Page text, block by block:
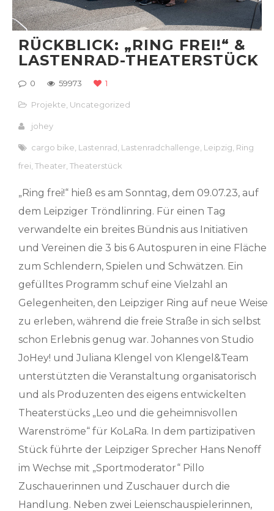
RÜCKBLICK: „RING FREI!“ &
LASTENRAD-THEATERSTÜCK
0 59973 1
Projekte Uncategorized
johey
cargo bike Lastenrad Lastenradchallenge Leipzig Ring
frei ,Theater ,Theaterstück
„Ring frei!“ hieß es am Sonntag, dem 09.07.23, auf
dem Leipziger Tröndlinring. Für einen Tag
verwandelte ein breites Bündnis aus Initiativen
und Vereinen die 3 bis 6 Autospuren in eine Fläche
zum Schlendern, Spielen und Schwätzen. Ein
gefülltes Programm schuf eine Vielzahl an
Gelegenheiten, den Leipziger Ring auf neue Weise
zu erleben, während die freie Straße in sich selbst
schon Erlebnis genug war. Johannes von Studio
JoHey! und Juliana Klengel von Klengel&Team
unterstützten die Veranstaltung organisatorisch
und als Produzenten des eigens entwickelten
Theaterstücks „Leo und die geheimnisvollen
Warenströme“ für KoLaRa. In dem partizipativen
Stück führte der Leipziger Sprecher Hans Nenoff
im Wechse mit „Sportmoderator“ Pillo
Zuschauerinnen und Zuschauer durch die
Handlung. Neben zwei Leienschauspielerinnen,